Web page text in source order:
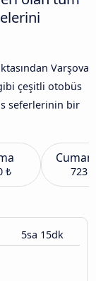
Varşova
çeşitli otobüs
seferlerinin bir
₺ 723 ₺
5sa 15dk